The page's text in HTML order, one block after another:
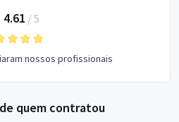
4.61 / 5
nossos profissionais
quem contratou